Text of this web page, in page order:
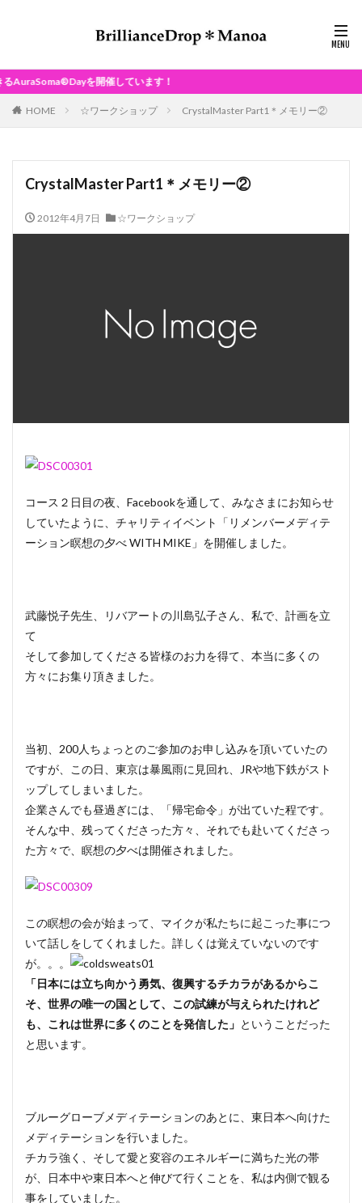
を開催しています！
HOME ☆ワークショップ CrystalMaster Part1＊メモリー②
CrystalMaster Part1＊メモリー②
2012年4月7日 ☆ワークショップ
コース２日目の夜、Facebookを通して、みなさまにお知らせ
していたように、チャリティイベント「リメンバーメディテ
ーション瞑想の夕べ WITH MIKE」を開催しました。
武藤悦子先生、リバアートの川島弘子さん、私で、計画を立
て
そして参加してくださる皆様のお力を得て、本当に多くの
方々にお集り頂きました。
当初、200人ちょっとのご参加のお申し込みを頂いていたの
ですが、この日、東京は暴風雨に見回れ、JRや地下鉄がスト
ップしてしまいました。
企業さんでも昼過ぎには、「帰宅命令」が出ていた程です。
そんな中、残ってくださった方々、それでも赴いてくださっ
た方々で、瞑想の夕べは開催されました。
この瞑想の会が始まって、マイクが私たちに起こった事につ
いて話しをしてくれました。詳しくは覚えていないのです
が。。。
「日本には立ち向かう勇気、復興するチカラがあるからこ
そ、世界の唯一の国として、この試練が与えられたけれど
も、これは世界に多くのことを発信した」 ということだった
と思います。
ブルーグローブメディテーションのあとに、東日本へ向けた
メディテーションを行いました。
チカラ強く、そして愛と変容のエネルギーに満ちた光の帯
が、日本中や東日本へと伸びて行くことを、私は内側で観る
事をしていました。